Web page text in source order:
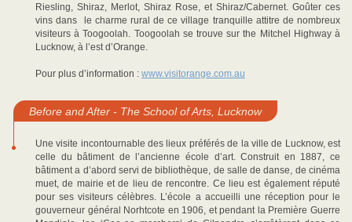
Riesling, Shiraz, Merlot, Shiraz Rose, et Shiraz/Cabernet. Goûter ces
vins dans le charme rural de ce village tranquille attitre de nombreux
visiteurs à Toogoolah. Toogoolah se trouve sur the Mitchel Highway à
Lucknow, à l’est d’Orange.
Pour plus d’information : www.visitorange.com.au
Before and After - The School of Arts, Lucknow
Une visite incontournable des lieux préférés de la ville de Lucknow, est
celle du bâtiment de l’ancienne école d’art. Construit en 1887, ce
bâtiment a d’abord servi de bibliothèque, de salle de danse, de cinéma
muet, de mairie et de lieu de rencontre. Ce lieu est également réputé
pour ses visiteurs célèbres. L’école a accueilli une réception pour le
gouverneur général Norhtcote en 1906, et pendant la Première Guerre